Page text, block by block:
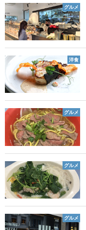
グルメ
洋食
グルメ
グルメ
グルメ